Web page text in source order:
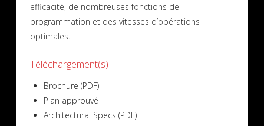
efficacité, de nombreuses fonctions de
programmation et des vitesses d’opérations
optimales.
Téléchargement(s)
Brochure (PDF)
Plan approuvé
Architectural Specs (PDF)